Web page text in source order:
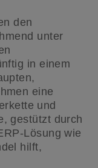
den
unter
in einem
eine
und
gestützt durch
Lösung wie
hilft,